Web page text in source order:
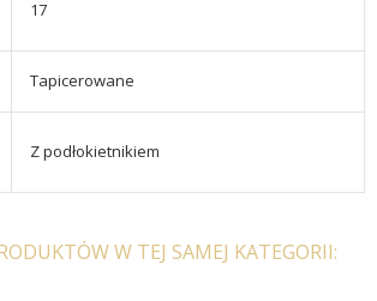
17
Tapicerowane
Z podłokietnikiem
W TEJ SAMEJ KATEGORII: